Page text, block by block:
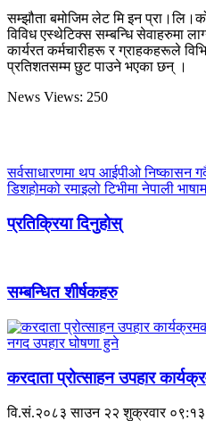
सम्झौता बमोजिम लेट मि इन
विविध एस्थेटिक्स सम्बन्धि सेवाहरुमा
कार्यरत कर्मचारीहरू र ग्राहकहरूले
प्रतिशतसम्म छुट पाउने भएका छन् ।
News Views: 250
सर्वसाधारणमा थप आईपीओ निष्कासन
डिशहोमको रमाइलो टिभीमा नेपाली
प्रतिक्रिया दिनुहोस्
सम्बन्धित शीर्षकहरु
करदाता प्रोत्साहन उपहार
वि.सं.२०८३ साउन २२ शुक्रवार ०९:१३